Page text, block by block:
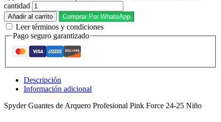
cantidad
Añadir al carrito Comprar Por WhatsApp
Leer términos y condiciones
Pago seguro garantizado
Descripción
Información adicional
Spyder Guantes de Arquero Profesional Pink Force 24-25 Niño